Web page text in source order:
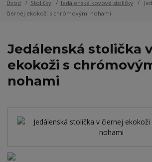
Úvod Stoličky Jedálenské kovové stoličky
čiernej ekokoži s chrómovými nohami
Jedálenská stolička
ekokoži s
nohami